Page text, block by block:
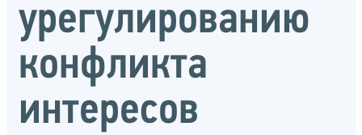
урегулированию
конфликта
интересов